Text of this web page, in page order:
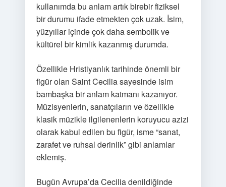
kullanımda bu anlam artık birebir fiziksel
bir durumu ifade etmekten çok uzak. İsim,
yüzyıllar içinde çok daha sembolik ve
kültürel bir kimlik kazanmış durumda.
Özellikle Hristiyanlık tarihinde önemli bir
figür olan Saint Cecilia sayesinde isim
bambaşka bir anlam katmanı kazanıyor.
Müzisyenlerin, sanatçıların ve özellikle
klasik müzikle ilgilenenlerin koruyucu azizi
olarak kabul edilen bu figür, isme “sanat,
zarafet ve ruhsal derinlik” gibi anlamlar
eklemiş.
Bugün Avrupa’da Cecilia denildiğinde